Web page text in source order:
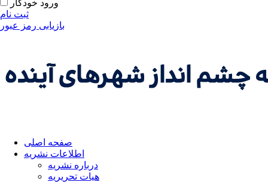
ورود خودکار
ثبت نام
بازیابی رمز عبور
صفحه اصلی
اطلاعات نشریه
درباره نشریه
هیات تحریریه